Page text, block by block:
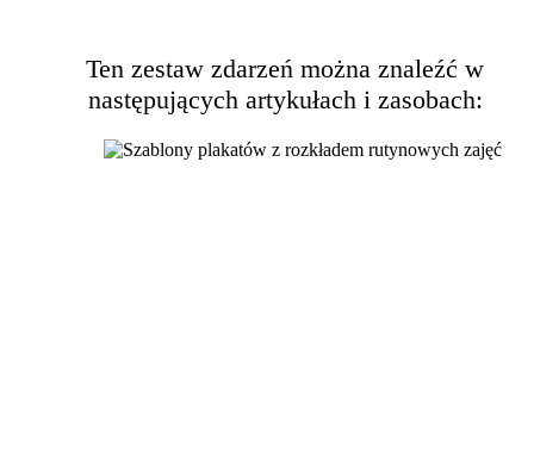
Ten zestaw zdarzeń można znaleźć w
następujących artykułach i zasobach: